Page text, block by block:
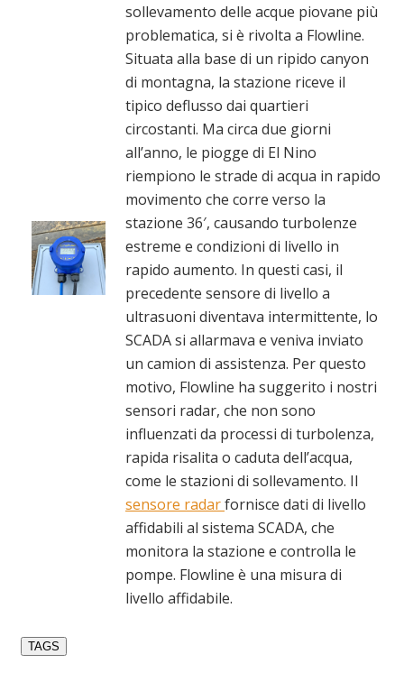
sollevamento delle acque piovane più
problematica, si è rivolta a Flowline.
Situata alla base di un ripido canyon
di montagna, la stazione riceve il
tipico deflusso dai quartieri
circostanti. Ma circa due giorni
all’anno, le piogge di El Nino
riempiono le strade di acqua in rapido
movimento che corre verso la
stazione 36′, causando turbolenze
estreme e condizioni di livello in
rapido aumento. In questi casi, il
precedente sensore di livello a
ultrasuoni diventava intermittente, lo
SCADA si allarmava e veniva inviato
un camion di assistenza. Per questo
motivo, Flowline ha suggerito i nostri
sensori radar, che non sono
influenzati da processi di turbolenza,
rapida risalita o caduta dell’acqua,
come le stazioni di sollevamento. Il
sensore radarfornisce dati di livello
affidabili al sistema SCADA, che
monitora la stazione e controlla le
pompe. Flowline è una misura di
livello affidabile.
TAGS